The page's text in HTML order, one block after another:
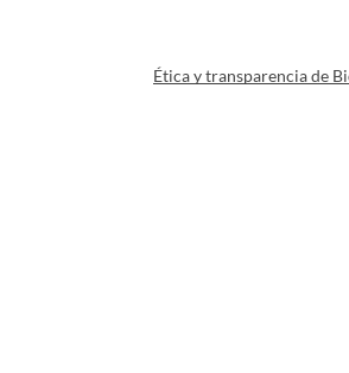
Ética y transparencia de